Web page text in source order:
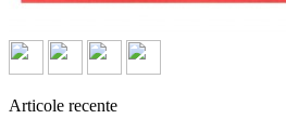
Articole recente